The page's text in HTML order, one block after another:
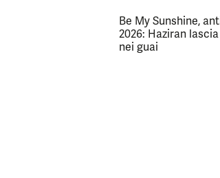
Be My Sunshine,
2026: Haziran
nei guai